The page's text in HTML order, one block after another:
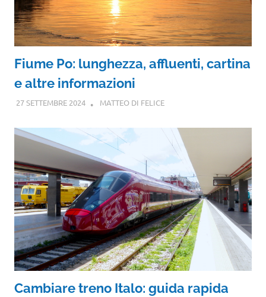
Fiume Po: lunghezza, affluenti, cartina
e altre informazioni
27 SETTEMBRE 2024 MATTEO DI FELICE
Cambiare treno Italo: guida rapida